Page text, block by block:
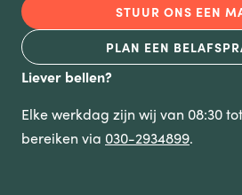
STUUR ONS EEN
PLAN EEN
Liever bellen?
Elke werkdag zijn wij van 08:30
bereiken via 030-2934899.
ONDERWERP
Waar gaat je vraag over?
NAAM